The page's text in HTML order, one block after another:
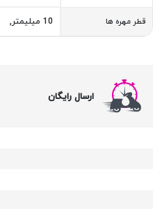
قطر مهره ها 10 میلیمتر,
ارسال رایگان